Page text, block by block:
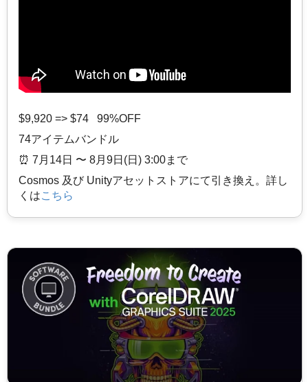
$9,920 => $74 99%OFF
74アイテムバンドル
⏰️ 7月14日 〜 8月9日(日) 3:00まで
Cosmos 及び Unityアセットストアにて引き換え。詳し
くはこちら